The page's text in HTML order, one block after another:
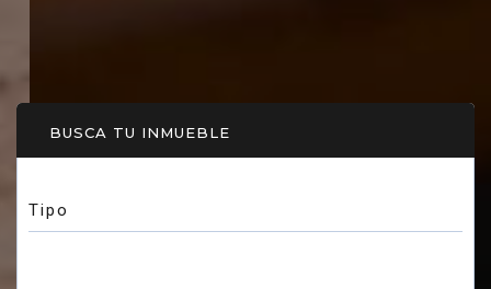
BUSCA TU INMUEBLE
Tipo